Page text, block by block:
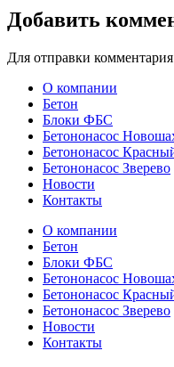
Добавить
Для отправки
О компании
Бетон
Блоки ФБС
Бетононасос
Бетононасос
Бетононасос Зверево
Новости
Контакты
О компании
Бетон
Блоки ФБС
Бетононасос
Бетононасос
Бетононасос Зверево
Новости
Контакты